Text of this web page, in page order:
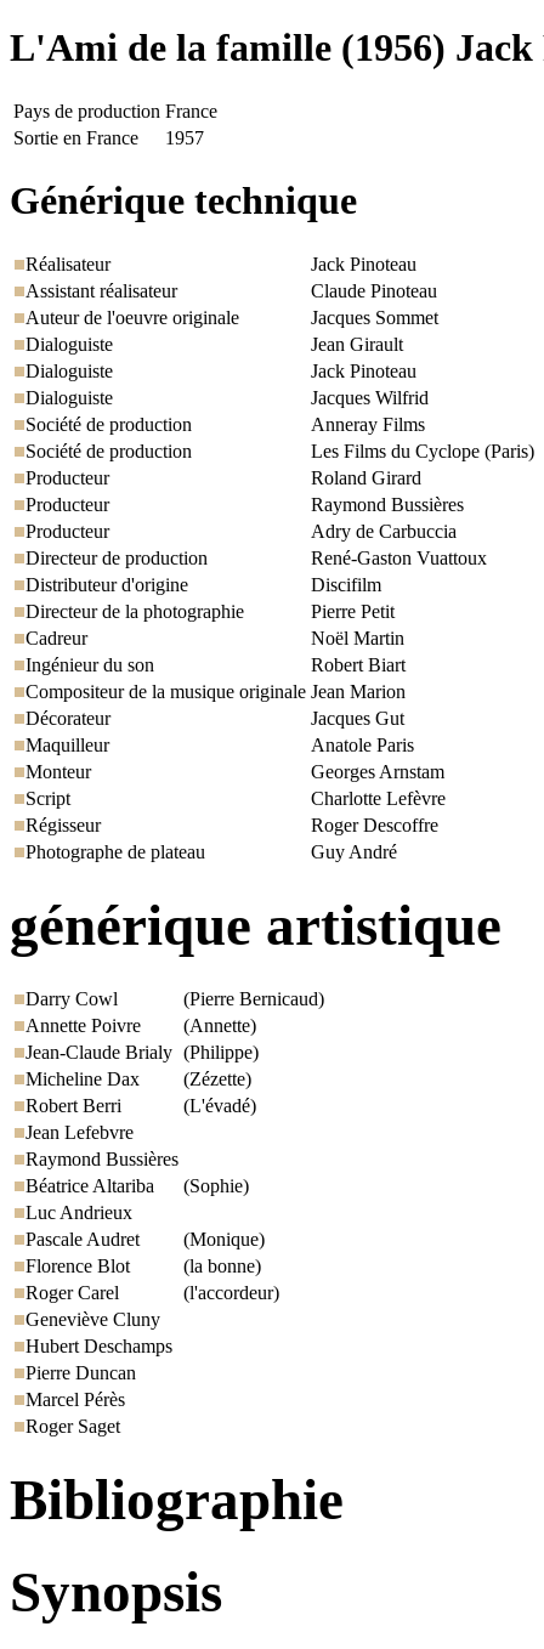
L'Ami de la famille (1956)
Pays de production France
Sortie en France
1957
Générique technique
Réalisateur
Jack Pinoteau
Assistant réalisateur
Claude Pinoteau
Auteur de l'oeuvre originale
Jacques Sommet
Dialoguiste
Jean Girault
Dialoguiste
Jack Pinoteau
Dialoguiste
Jacques Wilfrid
Société de production
Anneray Films
Société de production
Les Films du Cyclope (Paris)
Producteur
Roland Girard
Producteur
Raymond Bussières
Producteur
Adry de Carbuccia
Directeur de production
René-Gaston Vuattoux
Distributeur d'origine
Discifilm
Directeur de la photographie
Pierre Petit
Cadreur
Noël Martin
Ingénieur du son
Robert Biart
Compositeur de la musique originale Jean Marion
Décorateur
Jacques Gut
Maquilleur
Anatole Paris
Monteur
Georges Arnstam
Script
Charlotte Lefèvre
Régisseur
Roger Descoffre
Photographe de plateau
Guy André
générique artistique
Darry Cowl
(Pierre Bernicaud)
Annette Poivre
(Annette)
Jean-Claude Brialy (Philippe)
Micheline Dax
(Zézette)
Robert Berri
(L'évadé)
Jean Lefebvre
Raymond Bussières
Béatrice Altariba
(Sophie)
Luc Andrieux
Pascale Audret
(Monique)
Florence Blot
(la bonne)
Roger Carel
(l'accordeur)
Geneviève Cluny
Hubert Deschamps
Pierre Duncan
Marcel Pérès
Roger Saget
Bibliographie
Synopsis